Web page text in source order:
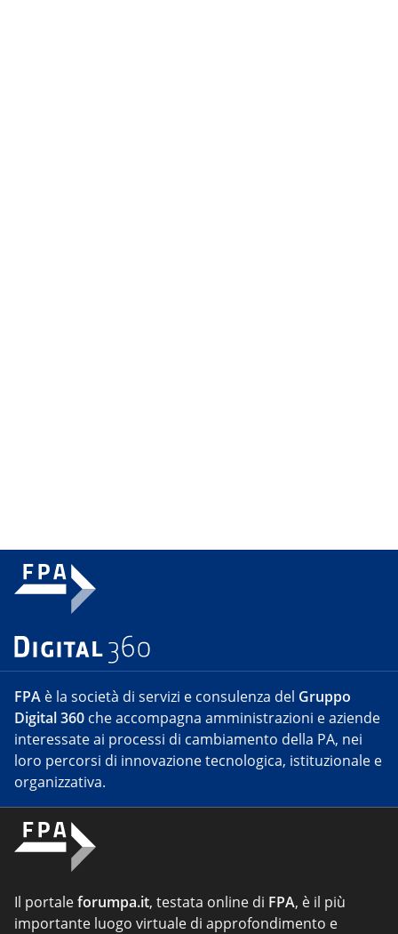
FPA è la società di servizi e consulenza del Gruppo
Digital 360 che accompagna amministrazioni e aziende
interessate ai processi di cambiamento della PA, nei
loro percorsi di innovazione tecnologica, istituzionale e
organizzativa.
Il portaleforumpa.it, testata online di FPA, è il più
importante luogo virtuale di approfondimento e